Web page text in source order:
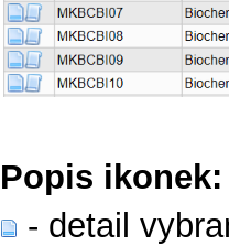
Popis ikonek:
- detail